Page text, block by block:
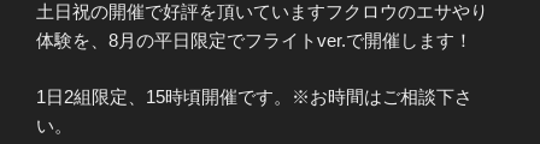
土日祝の開催で好評を頂いていますフクロウのエサやり
体験を、8月の平日限定でフライトver.で開催します！
1日2組限定、15時頃開催です。※お時間はご相談下さ
い。